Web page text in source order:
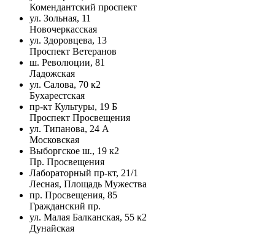
Комендантский проспект
ул. Зольная, 11
Новочеркасская
ул. Здоровцева, 13
Проспект Ветеранов
ш. Революции, 81
Ладожская
ул. Салова, 70 к2
Бухарестская
пр-кт Культуры, 19 Б
Проспект Просвещения
ул. Типанова, 24 А
Московская
Выборгское ш., 19 к2
Пр. Просвещения
Лабораторный пр-кт, 21/1
Лесная, Площадь Мужества
пр. Просвещения, 85
Гражданский пр.
ул. Малая Балканская, 55 к2
Дунайская